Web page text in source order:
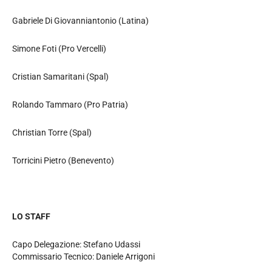
Gabriele Di Giovanniantonio (Latina)
Simone Foti (Pro Vercelli)
Cristian Samaritani (Spal)
Rolando Tammaro (Pro Patria)
Christian Torre (Spal)
Torricini Pietro (Benevento)
LO STAFF
Capo Delegazione: Stefano Udassi
Commissario Tecnico: Daniele Arrigoni